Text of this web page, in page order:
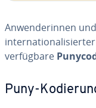
An­wen­de­rin­nen
in­ter­na­tio­na­li­sier­ter
ver­füg­ba­re
Puny-